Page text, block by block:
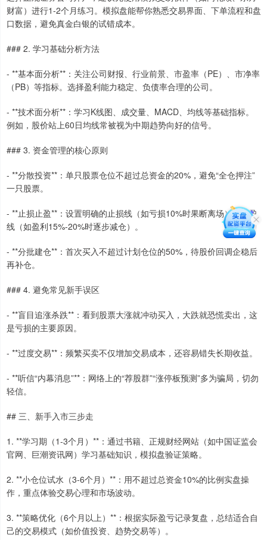
财富）进行1-2个月练习。模拟盘能帮你熟悉交易界面、下单流程和盘
口数据，避免真金白银的试错成本。
### 2. 学习基础分析方法
- **基本面分析**：关注公司财报、行业前景、市盈率（PE）、市净率
（PB）等指标。选择盈利能力稳定、负债率合理的公司。
- **技术面分析**：学习K线图、成交量、MACD、均线等基础指标。
例如，股价站上60日均线常被视为中期趋势向好的信号。
### 3. 资金管理的核心原则
- **分散投资**：单只股票仓位不超过总资金的20%，避免“全仓押注”
一只股票。
- **止损止盈**：设置明确的止损线（如亏损10%时果断离场）和止盈
线（如盈利15%-20%时逐步减仓）。
- **分批建仓**：首次买入不超过计划仓位的50%，待股价回调企稳后
再补仓。
### 4. 避免常见新手误区
- **盲目追涨杀跌**：看到股票大涨就冲动买入，大跌就恐慌卖出，这
是亏损的主要原因。
- **过度交易**：频繁买卖不仅增加交易成本，还容易错失长期收益。
- **听信“内幕消息”**：网络上的“荐股群”“涨停板预测”多为骗局，切勿
轻信。
## 三、新手入市三步走
1. **学习期（1-3个月）**：通过书籍、正规财经网站（如中国证监会
官网、巨潮资讯网）学习基础知识，模拟盘验证策略。
2. **小仓位试水（3-6个月）**：用不超过总资金10%的比例实盘操
作，重点体验交易心理和市场波动。
3. **策略优化（6个月以上）**：根据实际盈亏记录复盘，总结适合自
己的交易模式（如价值投资、趋势交易等）。